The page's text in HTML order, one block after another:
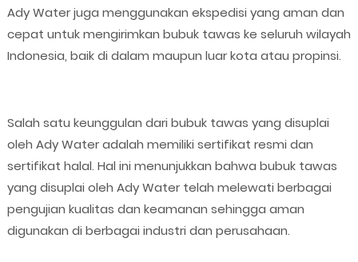
Ady Water juga menggunakan ekspedisi yang aman dan
cepat untuk mengirimkan bubuk tawas ke seluruh wilayah
Indonesia, baik di dalam maupun luar kota atau propinsi.
Salah satu keunggulan dari bubuk tawas yang disuplai
oleh Ady Water adalah memiliki sertifikat resmi dan
sertifikat halal. Hal ini menunjukkan bahwa bubuk tawas
yang disuplai oleh Ady Water telah melewati berbagai
pengujian kualitas dan keamanan sehingga aman
digunakan di berbagai industri dan perusahaan.